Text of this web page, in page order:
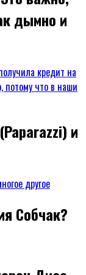
дымно и
и
Собчак?